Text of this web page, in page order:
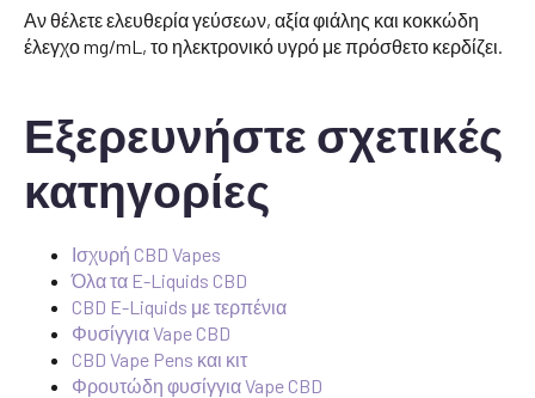
Αν θέλετε ελευθερία γεύσεων, αξία φιάλης και κοκκώδη
έλεγχο mg/mL, το ηλεκτρονικό υγρό με πρόσθετο κερδίζει.
Εξερευνήστε σχετικές
κατηγορίες
Ισχυρή CBD Vapes
Όλα τα E-Liquids CBD
CBD E-Liquids με τερπένια
Φυσίγγια Vape CBD
CBD Vape Pens και κιτ
Φρουτώδη φυσίγγια Vape CBD